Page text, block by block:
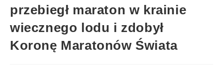
przebiegł maraton w krainie
wiecznego lodu i zdobył
Koronę Maratonów Świata